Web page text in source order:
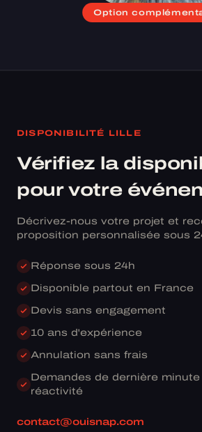
Option
DISPONIBILITÉ LILLE
Vérifiez la
pour votre
Décrivez-nous votre projet et
proposition personnalisée sous
Réponse sous 24h
Disponible partout en France
Devis sans engagement
10 ans d'expérience
Annulation sans frais
Demandes de dernière
réactivité
contact@ouisnap.com